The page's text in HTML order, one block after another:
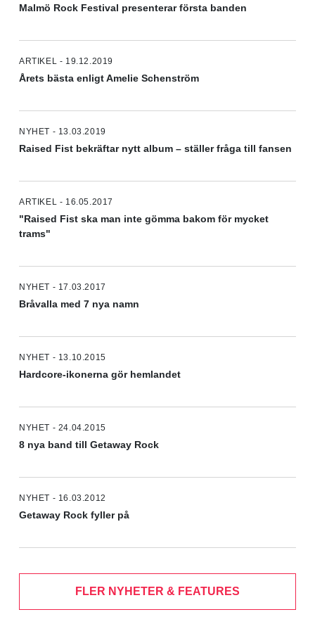
Malmö Rock Festival presenterar första banden
ARTIKEL - 19.12.2019
Årets bästa enligt Amelie Schenström
NYHET - 13.03.2019
Raised Fist bekräftar nytt album – ställer fråga till fansen
ARTIKEL - 16.05.2017
"Raised Fist ska man inte gömma bakom för mycket
trams"
NYHET - 17.03.2017
Bråvalla med 7 nya namn
NYHET - 13.10.2015
Hardcore-ikonerna gör hemlandet
NYHET - 24.04.2015
8 nya band till Getaway Rock
NYHET - 16.03.2012
Getaway Rock fyller på
FLER NYHETER & FEATURES